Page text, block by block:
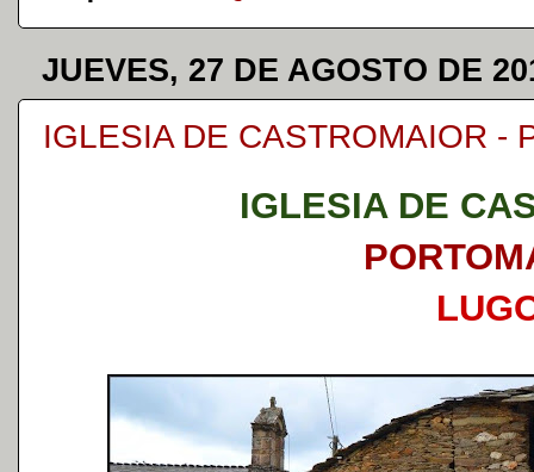
JUEVES, 27 DE AGOSTO DE
IGLESIA DE CASTROMAIOR -
IGLESIA DE